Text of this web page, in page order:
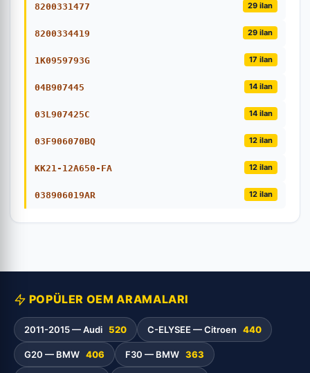
8200331477 29 ilan
8200334419 29 ilan
1K0959793G 17 ilan
04B907445 14 ilan
03L907425C 14 ilan
03F906070BQ 12 ilan
KK21-12A650-FA 12 ilan
038906019AR 12 ilan
POPÜLER OEM ARAMALARI
2011-2015 — Audi 520 C-ELYSEE — Citroen 440
G20 — BMW 406 F30 — BMW 363